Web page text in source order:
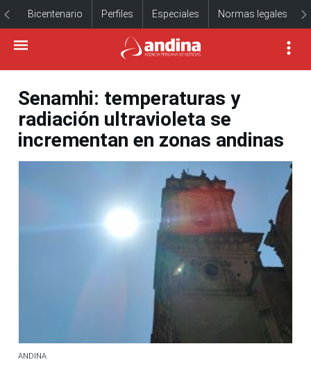
Bicentenario Perfiles Especiales Normas legales
Senamhi: temperaturas y
radiación ultravioleta se
incrementan en zonas andinas
ANDINA